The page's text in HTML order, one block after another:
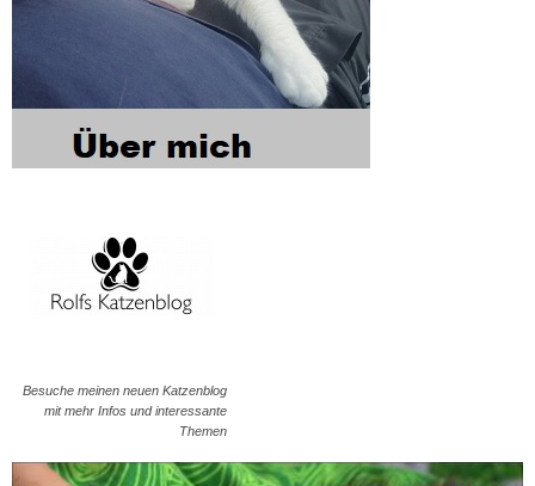
Besuche meinen neuen Katzenblog
mit mehr Infos und interessante
Themen